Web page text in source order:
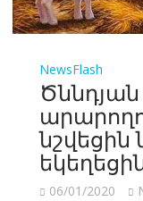
NewsFlash
06/01/2020